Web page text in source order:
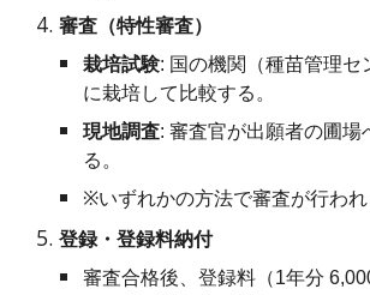
審査（特性審査）
栽培試験: 国の機関（種苗管理セ
に栽培して比較する。
現地調査: 審査官が出願者の圃場
る。
※いずれかの方法で審査が行われ
登録・登録料納付
審査合格後、登録料（1年分